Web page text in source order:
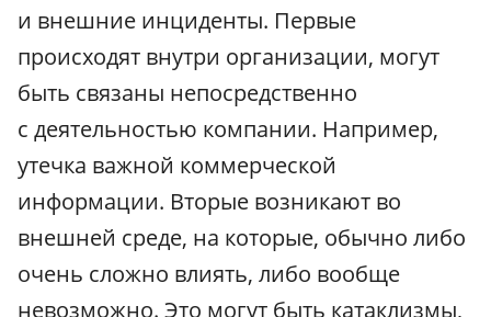
и внешние инциденты. Первые
происходят внутри организации, могут
быть связаны непосредственно
с деятельностью компании. Например,
утечка важной коммерческой
информации. Вторые возникают во
внешней среде, на которые, обычно либо
очень сложно влиять, либо вообще
невозможно. Это могут быть катаклизмы,